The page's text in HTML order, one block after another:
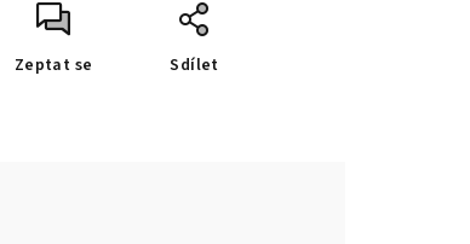
Zeptat se Sdílet